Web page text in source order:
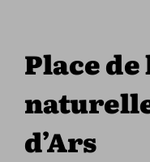
Place
d’Ars